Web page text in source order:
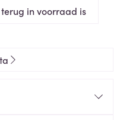
in voorraad is